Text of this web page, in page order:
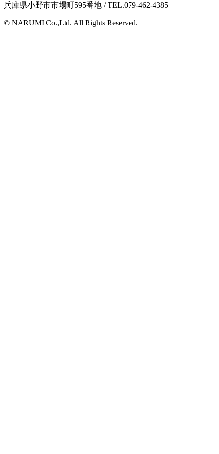
兵庫県小野市市場町595番地 / TEL.079-462-4385
© NARUMI Co.,Ltd. All Rights Reserved.